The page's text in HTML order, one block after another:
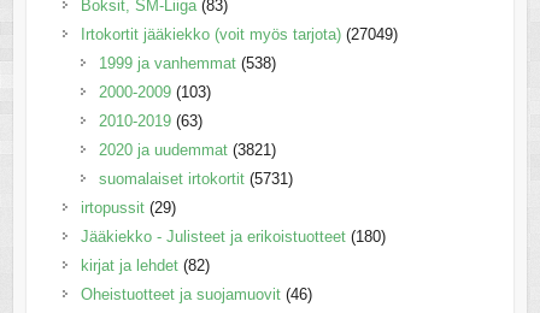
Boksit, SM-Liiga (83)
Irtokortit jääkiekko (voit myös tarjota) (27049)
1999 ja vanhemmat (538)
2000-2009 (103)
2010-2019 (63)
2020 ja uudemmat (3821)
suomalaiset irtokortit (5731)
irtopussit (29)
Jääkiekko - Julisteet ja erikoistuotteet (180)
kirjat ja lehdet (82)
Oheistuotteet ja suojamuovit (46)